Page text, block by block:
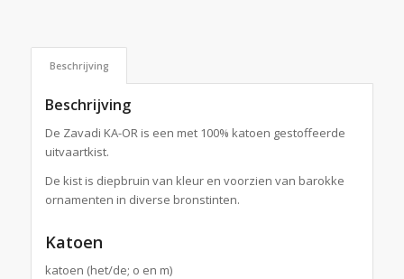
Beschrijving
Beschrijving
De Zavadi KA-OR is een met 100% katoen gestoffeerde
uitvaartkist.
De kist is diepbruin van kleur en voorzien van barokke
ornamenten in diverse bronstinten.
Katoen
katoen (het/de; o en m)